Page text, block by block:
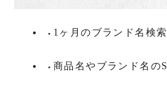
1ヶ月のブランド名検
商品名やブランド名の